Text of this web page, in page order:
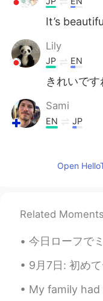
It’s
Lily
JP EN
きれいで
Sami
EN JP
2年前の夏
JP EN
@Sami my
Open
Related Moments
今日ローフでミルクパんを作った🍞 Today I made
9月7日: 初めてディズニーランドに行った！☺️ めっちゃ楽しかった
My family had to put my dog